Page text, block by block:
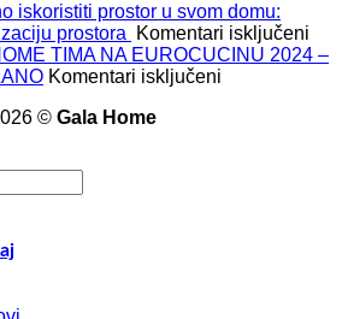
iskoristiti prostor u svom domu:
prostora
Komentari isključeni
TIMA NA EUROCUCINU 2024 –
Komentari isključeni
© Gala Home